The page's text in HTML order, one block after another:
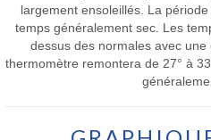
largement ensoleillés. La
temps généralement sec. Les
dessus des normales avec
thermomètre remontera de 27° à